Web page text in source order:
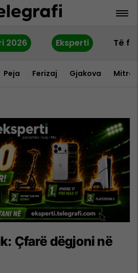
2026 Eksperti Të
Peja Ferizaj Gjakova
Çfarë dëgjoni në